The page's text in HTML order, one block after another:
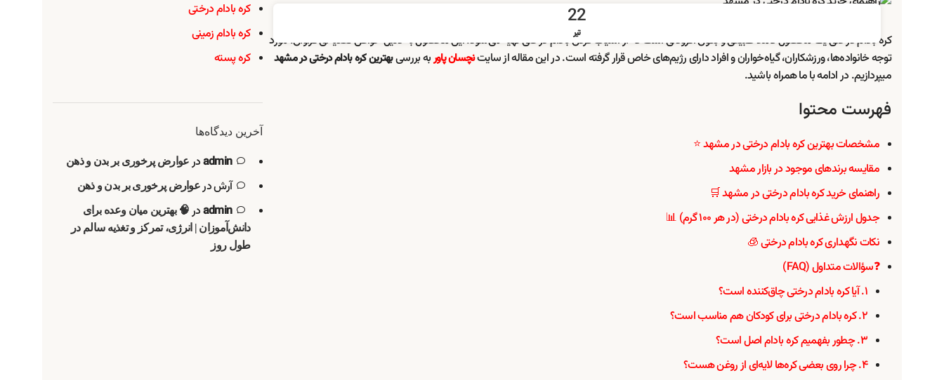
22
تیر
کره بادام درختی یک محصول کاملاً طبیعی و بدون افزودنی است که از آسیاب کردن بادام درختی تهیه می‌شود. این محصول به دلیل خواص تغذیه‌ای فراوان، مورد
توجه خانواده‌ها، ورزشکاران، گیاه‌خواران و افراد دارای رژیم‌های خاص قرار گرفته است. در این مقاله از سایتنچسان پاوربه بررسیبهترین کره بادام درختی در مشهد
میپردازیم. در ادامه با ما همراه باشید.
فهرست محتوا
مشخصات بهترین کره بادام درختی در مشهد ⭐
مقایسه برندهای موجود در بازار مشهد
راهنمای خرید کره بادام درختی در مشهد 🛒
جدول ارزش غذایی کره بادام درختی (در هر ۱۰۰ گرم) 📊
نکات نگهداری کره بادام درختی 🧊
❓سؤالات متداول (FAQ)
۱. آیا کره بادام درختی چاق‌کننده است؟
۲. کره بادام درختی برای کودکان هم مناسب است؟
۳. چطور بفهمیم کره بادام اصل است؟
۴. چرا روی بعضی کره‌ها لایه‌ای از روغن هست؟
کره بادام درختی
کره بادام زمینی
کره پسته
آخرین دیدگاه‌ها
adminدر عوارض پرخوری بر بدن و ذهن
آرشدرعوارض پرخوری بر بدن و ذهن
adminدر 🧠 بهترین میان وعده برای
دانش‌آموزان | انرژی، تمرکز و تغذیه سالم در
طول روز